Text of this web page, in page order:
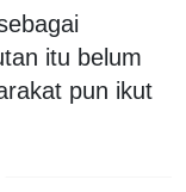
itu belum
pun ikut